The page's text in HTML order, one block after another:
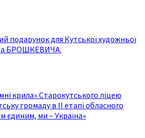
подарунок для Кутської художньої
БРОШКЕВИЧА.
крила» Старокутського ліцею
громаду в ІІ етапі обласного
єдиним, ми – Україна»